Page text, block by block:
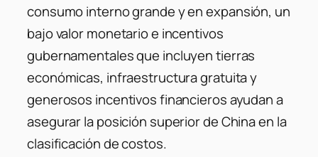
consumo interno grande y en expansión, un
bajo valor monetario e incentivos
gubernamentales que incluyen tierras
económicas, infraestructura gratuita y
generosos incentivos financieros ayudan a
asegurar la posición superior de China en la
clasificación de costos.